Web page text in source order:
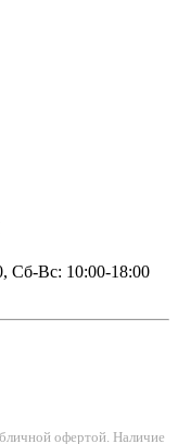
Сб-Вс: 10:00-18:00
офертой. Наличие